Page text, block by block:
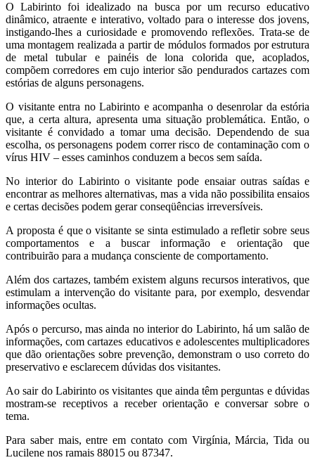
O Labirinto foi idealizado na busca por um recurso educativo
dinâmico, atraente e interativo, voltado para o interesse dos jovens,
instigando-lhes a curiosidade e promovendo reflexões. Trata-se de
uma montagem realizada a partir de módulos formados por estrutura
de metal tubular e painéis de lona colorida que, acoplados,
compõem corredores em cujo interior são pendurados cartazes com
estórias de alguns personagens.
O visitante entra no Labirinto e acompanha o desenrolar da estória
que, a certa altura, apresenta uma situação problemática. Então, o
visitante é convidado a tomar uma decisão. Dependendo de sua
escolha, os personagens podem correr risco de contaminação com o
vírus HIV – esses caminhos conduzem a becos sem saída.
No interior do Labirinto o visitante pode ensaiar outras saídas e
encontrar as melhores alternativas, mas a vida não possibilita ensaios
e certas decisões podem gerar conseqüências irreversíveis.
A proposta é que o visitante se sinta estimulado a refletir sobre seus
comportamentos e a buscar informação e orientação que
contribuirão para a mudança consciente de comportamento.
Além dos cartazes, também existem alguns recursos interativos, que
estimulam a intervenção do visitante para, por exemplo, desvendar
informações ocultas.
Após o percurso, mas ainda no interior do Labirinto, há um salão de
informações, com cartazes educativos e adolescentes multiplicadores
que dão orientações sobre prevenção, demonstram o uso correto do
preservativo e esclarecem dúvidas dos visitantes.
Ao sair do Labirinto os visitantes que ainda têm perguntas e dúvidas
mostram-se receptivos a receber orientação e conversar sobre o
tema.
Para saber mais, entre em contato com Virgínia, Márcia, Tida ou
Lucilene nos ramais 88015 ou 87347.